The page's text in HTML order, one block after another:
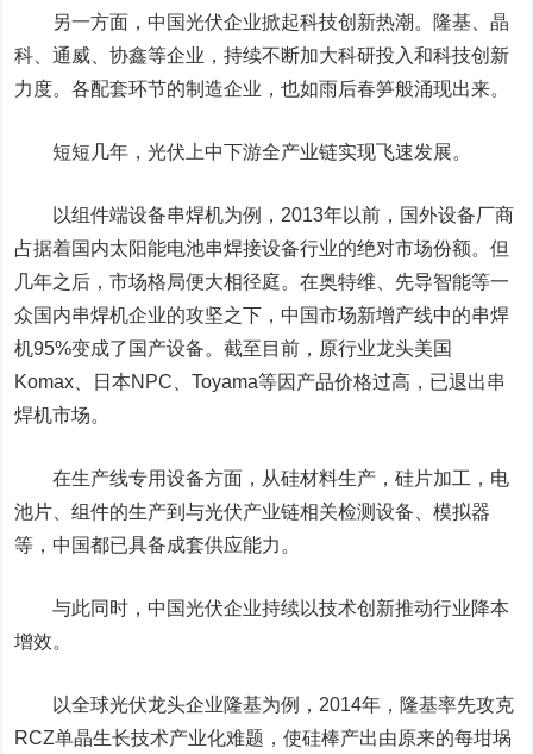
另一方面，中国光伏企业掀起科技创新热潮。隆基、晶
科、通威、协鑫等企业，持续不断加大科研投入和科技创新
力度。各配套环节的制造企业，也如雨后春笋般涌现出来。
短短几年，光伏上中下游全产业链实现飞速发展。
以组件端设备串焊机为例，2013年以前，国外设备厂商
占据着国内太阳能电池串焊接设备行业的绝对市场份额。但
几年之后，市场格局便大相径庭。在奥特维 先导智能等一
众国内串焊机企业的攻坚之下，中国市场新增产线中的串焊
机95%变成了国产设备。截至目前，原行业龙头美国
Komax、日本NPC、Toyama等因产品价格过高，已退出串
焊机市场。
在生产线专用设备方面，从硅材料生产，硅片加工，电
池片、组件的生产到与光伏产业链相关检测设备、模拟器
等，中国都已具备成套供应能力。
与此同时，中国光伏企业持续以技术创新推动行业降本
增效。
以全球光伏龙头企业隆基为例，2014年，隆基率先攻克
RCZ单晶生长技术产业化难题，使硅棒产出由原来的每坩埚